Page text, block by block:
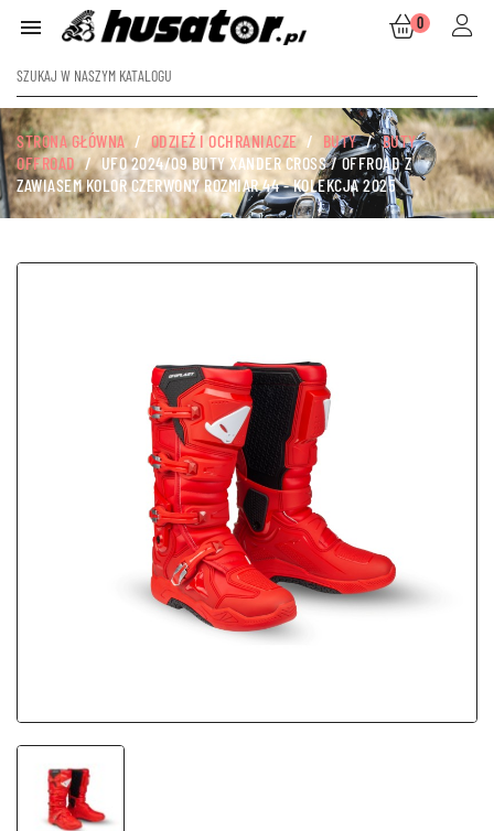
 0
STRONA GŁÓWNA ODZIEŻ I OCHRANIACZE BUTY
BUTY
OFFROAD
UFO 2024/09 BUTY XANDER CROSS / OFFROAD Z
ZAWIASEM KOLOR CZERWONY ROZMIAR 44 - KOLEKCJA 2025